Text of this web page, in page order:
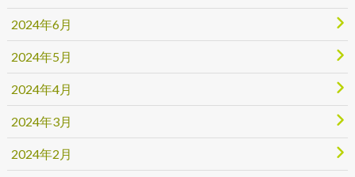
2024年6月
2024年5月
2024年4月
2024年3月
2024年2月